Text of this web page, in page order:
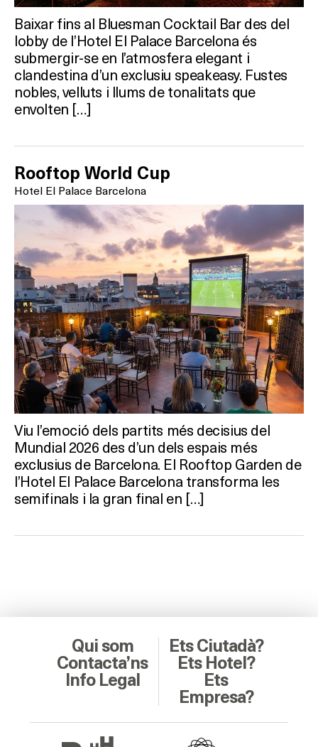
Baixar fins al Bluesman Cocktail Bar des del
lobby de l’Hotel El Palace Barcelona és
submergir-se en l’atmosfera elegant i
clandestina d’un exclusiu speakeasy. Fustes
nobles, velluts i llums de tonalitats que
envolten […]
Rooftop World Cup
Hotel El Palace Barcelona
Viu l’emoció dels partits més decisius del
Mundial 2026 des d’un dels espais més
exclusius de Barcelona. El Rooftop Garden de
l’Hotel El Palace Barcelona transforma les
semifinals i la gran final en […]
Qui som
Contacta’ns
Info Legal
Ets Ciutadà?
Ets Hotel?
Ets
Empresa?